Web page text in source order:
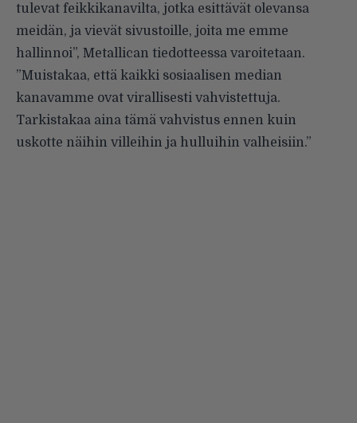
tulevat feikkikanavilta, jotka esittävät olevansa
meidän, ja vievät sivustoille, joita me emme
hallinnoi”, Metallican tiedotteessa varoitetaan.
”Muistakaa, että kaikki sosiaalisen median
kanavamme ovat virallisesti vahvistettuja.
Tarkistakaa aina tämä vahvistus ennen kuin
uskotte näihin villeihin ja hulluihin valheisiin.”